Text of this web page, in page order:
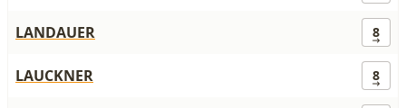
LANDAUER 8
LAUCKNER 8